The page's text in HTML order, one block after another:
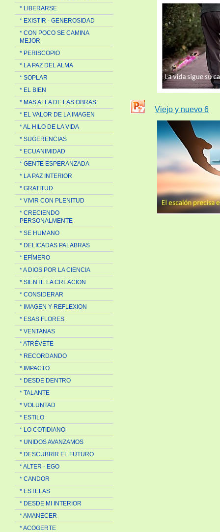
* LIBERARSE
* EXISTIR - GENEROSIDAD
* CON POCO SE CAMINA
MEJOR
* PERISCOPIO
* LA PAZ DEL ALMA
* SOPLAR
* EL BIEN
* MAS ALLA DE LAS OBRAS
* EL VALOR DE LA IMAGEN
* AL HILO DE LA VIDA
* SUGERENCIAS
* ECUANIMIDAD
* GENTE ESPERANZADA
* LA PAZ INTERIOR
* GRATITUD
* VIVIR CON PLENITUD
* CRECIENDO
PERSONALMENTE
* SE HUMANO
* DELICADAS PALABRAS
* EFÍMERO
* A DIOS POR LA CIENCIA
* SIENTE LA CREACION
* CONSIDERAR
* IMAGEN Y REFLEXION
* ESAS FLORES
* VENTANAS
* ATRÉVETE
* RECORDANDO
* IMPACTO
* DESDE DENTRO
* TALANTE
* VOLUNTAD
* ESTILO
* LO COTIDIANO
* UNIDOS AVANZAMOS
* DESCUBRIR EL FUTURO
* ALTER - EGO
* CANDOR
* ESTELAS
* DESDE MI INTERIOR
* AMANECER
* ACOGERTE
Viejo y nuevo 6